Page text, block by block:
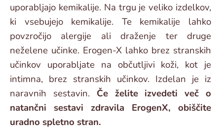
uporabljajo kemikalije. Na trgu je veliko izdelkov,
ki vsebujejo kemikalije. Te kemikalije lahko
povzročijo alergije ali draženje ter druge
neželene učinke. Erogen-X lahko brez stranskih
učinkov uporabljate na občutljivi koži, kot je
intimna, brez stranskih učinkov. Izdelan je iz
naravnih sestavin. Če želite izvedeti več o
natančni sestavi zdravila ErogenX, obiščite
uradno spletno stran.